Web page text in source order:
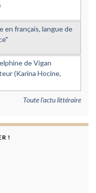
en français, langue de
de Vigan
(Karina Hocine,
Toute l'actu littéraire
!